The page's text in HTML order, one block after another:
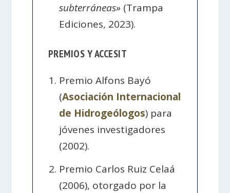
subterráneas» (Trampa
Ediciones, 2023).
PREMIOS Y ACCESIT
Premio Alfons Bayó
(Asociación Internacional
de Hidrogeólogos) para
jóvenes investigadores
(2002).
Premio Carlos Ruiz Celaá
(2006), otorgado por la